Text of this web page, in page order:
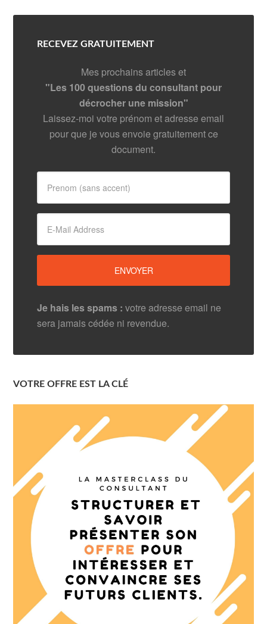
RECEVEZ GRATUITEMENT
Mes prochains articles et
"Les 100 questions du consultant pour
décrocher une mission"
Laissez-moi votre prénom et adresse email
pour que je vous envoie gratuitement ce
document.
Je hais les spams : votre adresse email ne
sera jamais cédée ni revendue.
VOTRE OFFRE EST LA CLÉ